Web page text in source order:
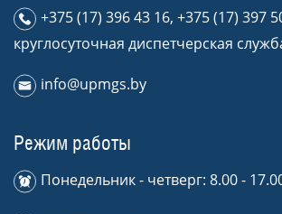
+375 (17) 396 43 16, +375 (17) 397
круглосуточная диспетчерская
info@upmgs.by
Режим работы
Понедельник - четверг: 8.00 -